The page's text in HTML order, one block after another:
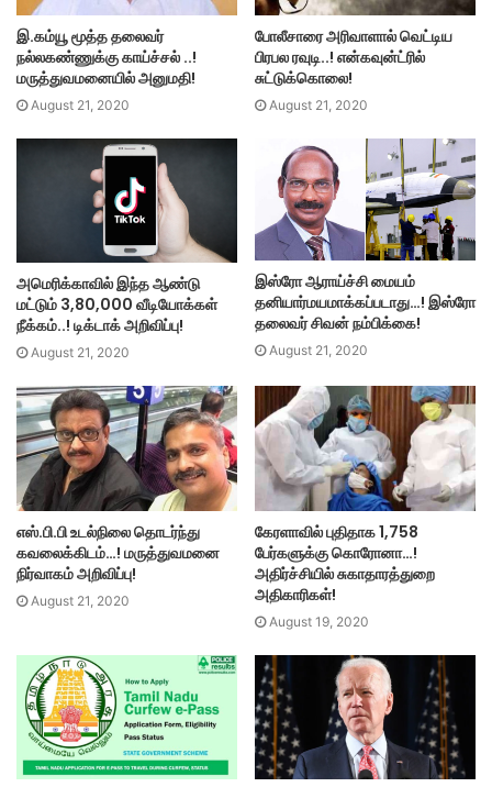
இ.கம்யூ மூத்த தலைவர்
நல்லகண்ணுக்கு காய்ச்சல் ..!
மருத்துவமனையில் அனுமதி!
August 21, 2020
போலீசாரை அரிவாளால் வெட்டிய
பிரபல ரவுடி..! என்கவுன்ட்ரில்
சுட்டுக்கொலை!
August 21, 2020
அமெரிக்காவில் இந்த ஆண்டு
மட்டும் 3,80,000 வீடியோக்கள்
நீக்கம்..! டிக்டாக் அறிவிப்பு!
August 21, 2020
இஸ்ரோ ஆராய்ச்சி மையம்
தனியார்மயமாக்கப்படாது…! இஸ்ரோ
தலைவர் சிவன் நம்பிக்கை!
August 21, 2020
எஸ்.பி.பி உடல்நிலை தொடர்ந்து
கவலைக்கிடம்…! மருத்துவமனை
நிர்வாகம் அறிவிப்பு!
August 21, 2020
கேரளாவில் புதிதாக 1,758
பேர்களுக்கு கொரோனா…!
அதிர்ச்சியில் சுகாதாரத்துறை
அதிகாரிகள்!
August 19, 2020